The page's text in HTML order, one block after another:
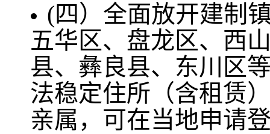
(四）全面放开建制
五华区、盘龙区、西
县、彝良县、东川区
法稳定住所（含租赁
亲属，可在当地申请